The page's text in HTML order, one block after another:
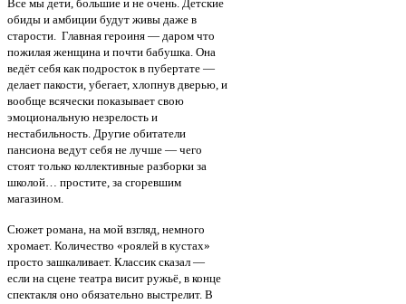
Все мы дети, большие и не очень. Детские
обиды и амбиции будут живы даже в
старости. Главная героиня — даром что
пожилая женщина и почти бабушка. Она
ведёт себя как подросток в пубертате —
делает пакости, убегает, хлопнув дверью, и
вообще всячески показывает свою
эмоциональную незрелость и
нестабильность. Другие обитатели
пансиона ведут себя не лучше — чего
стоят только коллективные разборки за
школой… простите, за сгоревшим
магазином.
Сюжет романа, на мой взгляд, немного
хромает. Количество «роялей в кустах»
просто зашкаливает. Классик сказал —
если на сцене театра висит ружьё, в конце
спектакля оно обязательно выстрелит. В